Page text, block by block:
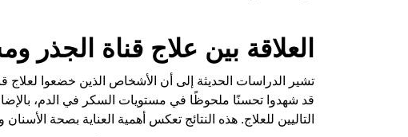
العلاقة بين علاج قناة
تشير الدراسات الحديثة إلى أن الأشخاص الذين خضعوا
قد شهدوا تحسنًا ملحوظًا في مستويات السكر في الدم،
التاليين للعلاج. هذه النتائج تعكس أهمية العناية بصحة